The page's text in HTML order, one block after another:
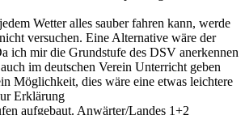
Wetter alles sauber fahren kann, werde
versuchen. Eine Alternative wäre der
ich mir die Grundstufe des DSV anerkennen
im deutschen Verein Unterricht geben
Möglichkeit, dies wäre eine etwas leichtere
Erklärung
aufgebaut. Anwärter/Landes 1+2